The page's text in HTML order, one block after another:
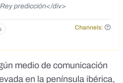
predicción</div>
Channels:
medio de comunicación
en la península ibérica,